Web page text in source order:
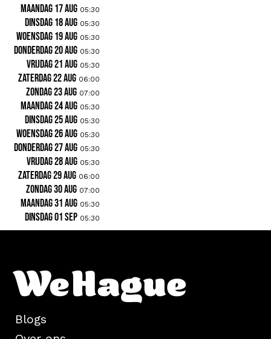
maandag 17 aug 05:30
dinsdag 18 aug 05:30
woensdag 19 aug 05:30
donderdag 20 aug 05:30
vrijdag 21 aug 05:30
zaterdag 22 aug 06:00
zondag 23 aug 07:00
maandag 24 aug 05:30
dinsdag 25 aug 05:30
woensdag 26 aug 05:30
donderdag 27 aug 05:30
vrijdag 28 aug 05:30
zaterdag 29 aug 06:00
zondag 30 aug 07:00
maandag 31 aug 05:30
dinsdag 01 sep 05:30
Blogs